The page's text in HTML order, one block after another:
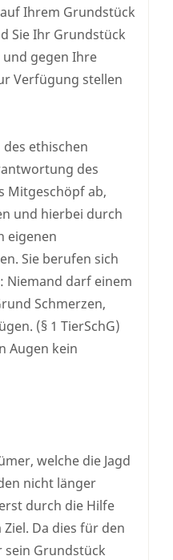
Ihrem Grundstück
Sie Ihr Grundstück
gegen Ihre
Verfügung stellen
ethischen
des
Mitgeschöpf ab,
und hierbei durch
eigenen
Sie berufen sich
Niemand darf einem
Schmerzen,
(§ 1 TierSchG)
Augen kein
welche die Jagd
nicht länger
durch die Hilfe
Da dies für den
sein Grundstück